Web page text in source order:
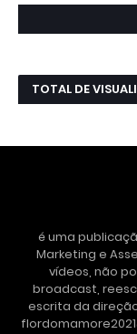
TOTAL DE
é uma
Marketing e
vídeos, não
broadcast,
escrita da